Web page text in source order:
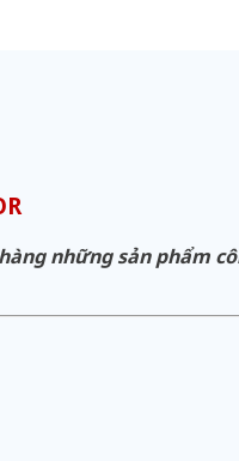
những sản phẩm